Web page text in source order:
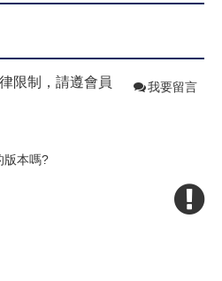
限制，請遵會員
我要留言
版本嗎?